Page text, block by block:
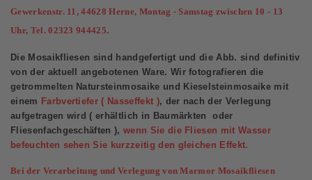
Gewerkenstr. 11, 44628 Herne, Montag - Samstag zwischen 10 - 13
Uhr, Tel. 02323 944425.
Die Mosaikfliesen sind handgefertigt und die Abb. sind definitiv
von der aktuell angebotenen Ware. Wir fotografieren die
getrommelten Natursteinmosaike und Kieselsteinmosaike mit
einem Farbvertiefer ( Nasseffekt ), der nach der Verlegung
aufgetragen wird ( erhältlich in Baumärkten oder
Fliesenfachgeschäften ),wenn Sie die Fliesen mit Wasser
befeuchten sehen Sie kurzzeitig den gleichen Effekt.
Bei der Verarbeitung und Verlegung von Marmor Mosaikfliesen